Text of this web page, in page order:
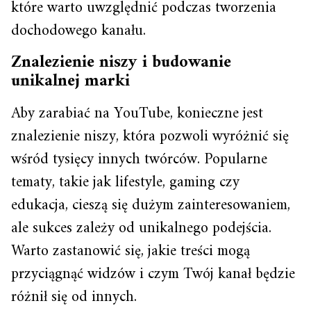
które warto uwzględnić podczas tworzenia
dochodowego kanału.
Znalezienie niszy i budowanie
unikalnej marki
Aby zarabiać na YouTube, konieczne jest
znalezienie niszy, która pozwoli wyróżnić się
wśród tysięcy innych twórców. Popularne
tematy, takie jak lifestyle, gaming czy
edukacja, cieszą się dużym zainteresowaniem,
ale sukces zależy od unikalnego podejścia.
Warto zastanowić się, jakie treści mogą
przyciągnąć widzów i czym Twój kanał będzie
różnił się od innych.